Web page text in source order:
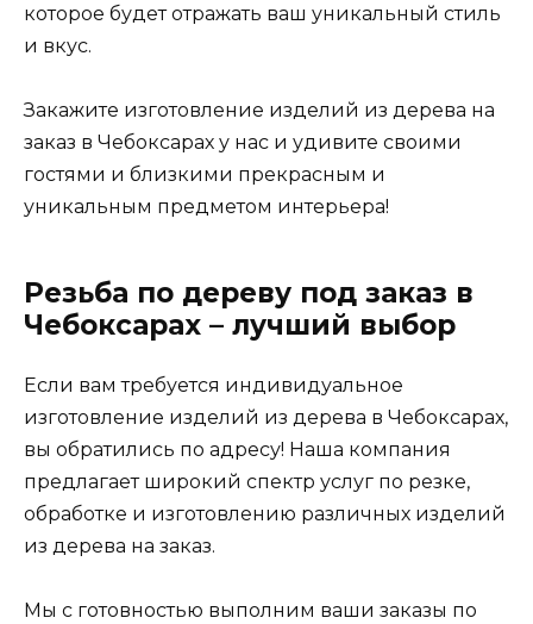
которое будет отражать ваш уникальный стиль
и вкус.
Закажите изготовление изделий из дерева на
заказ в Чебоксарах у нас и удивите своими
гостями и близкими прекрасным и
уникальным предметом интерьера!
Резьба по дереву под заказ в
Чебоксарах – лучший выбор
Если вам требуется индивидуальное
изготовление изделий из дерева в Чебоксарах,
вы обратились по адресу! Наша компания
предлагает широкий спектр услуг по резке,
обработке и изготовлению различных изделий
из дерева на заказ.
Мы с готовностью выполним ваши заказы по